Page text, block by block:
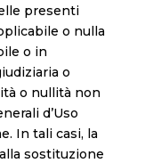
presenti
o nulla
o in
o
o nullità non
d’Uso
In tali casi, la
sostituzione